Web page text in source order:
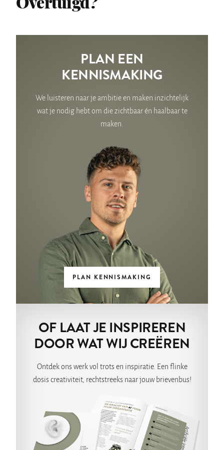
PLAN EEN
KENNISMAKING
We luisteren naar je ambitie en maken inzichtelijk
wat je nodig hebt om die zichtbaar én haalbaar te
maken.
PLAN KENNISMAKING
OF LAAT JE INSPIREREN
DOOR WAT WIJ CREËREN
Ontdek ons werk vol trots en inspiratie. Een flinke
dosis creativiteit, rechtstreeks naar jouw brievenbus!